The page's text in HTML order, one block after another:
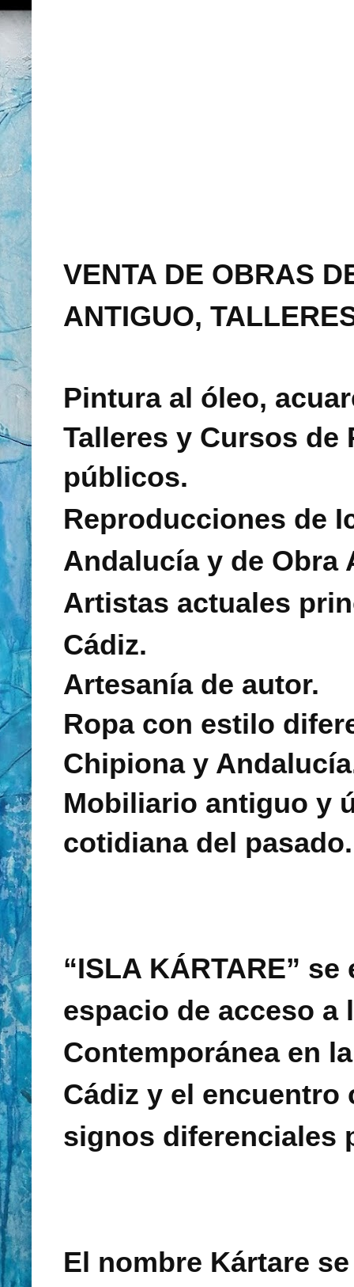
VENTA DE OBRAS
ANTIGUO,
Pintura al óleo,
Talleres y Cursos
públicos.
Reproducciones de
Andalucía y de
Artistas actuales
Cádiz.
Artesanía de autor.
Ropa con estilo
Chipiona y
Mobiliario antiguo y
cotidiana del
“ISLA KÁRTARE”
espacio de acceso a
Contemporánea en
Cádiz y el
signos diferenciales
El nombre Kártare